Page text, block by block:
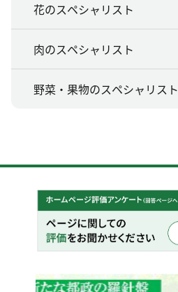
花のスペシャリスト
肉のスペシャリスト
野菜・果物のスペシャリスト